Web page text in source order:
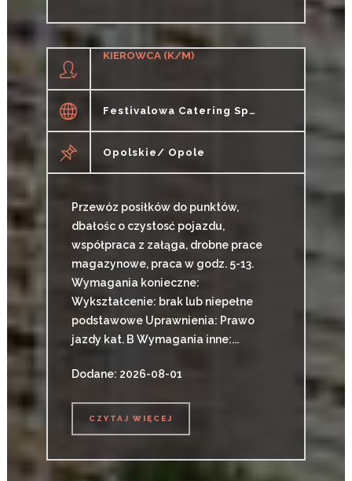
KIEROWCA (K/M)
Festivalowa Catering Sp. Z O .o.
Opolskie/ Opole
Przewóz posiłków do punktów,
dbałośc o czystosć pojazdu,
współpraca z załąga, drobne prace
magazynowe, praca w godz. 5-13.
Wymagania konieczne:
Wykształcenie: brak lub niepełne
podstawowe Uprawnienia: Prawo
jazdy kat. B Wymagania inne:...
Dodane: 2026-08-01
CZYTAJ WIĘCEJ